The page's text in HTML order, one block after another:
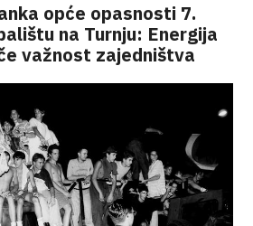
opće opasnosti 7.
na Turnju: Energija
važnost zajedništva